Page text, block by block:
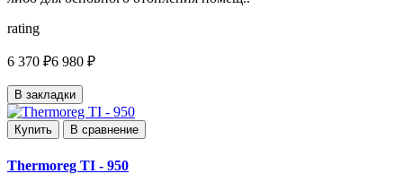
rating
6 370 ₽6 980 ₽
В закладки
Купить В сравнение
Thermoreg TI - 950